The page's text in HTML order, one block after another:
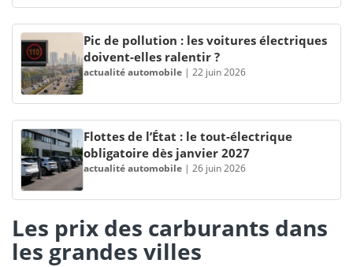
Pic de pollution : les voitures électriques
doivent-elles ralentir ?
actualité automobile | 22 juin 2026
Flottes de l’État : le tout-électrique
obligatoire dès janvier 2027
actualité automobile | 26 juin 2026
Les prix des carburants dans
les grandes villes